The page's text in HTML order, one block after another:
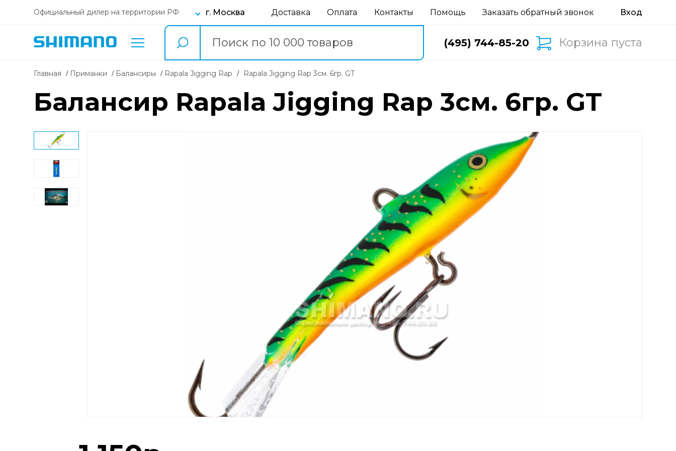
Официальный дилер на территории РФ г. Москва Доставка Оплата Контакты Помощь Заказать обратный звонок
(495) 744-85-20 Корзина пуста
Главная Приманки балансиры Rapala Jigging Rap Rapala Jigging Rap 3см. 6гр. GT
Балансир Rapala Jigging Rap 3см. 6гр. GT